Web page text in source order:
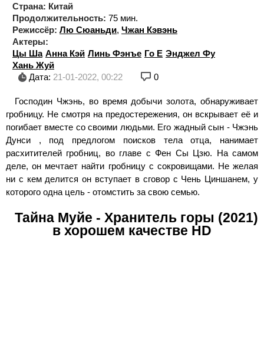
Страна: Китай
Продолжительность: 75 мин.
Режиссёр: Лю Сюаньди, Чжан Кэвэнь
Актеры:
Цы Ша Анна Кэй Линь Фэнъе Го Е Энджел Фу
Хань Жуй
Дата: 21-01-2022, 00:22 0
Господин Чжэнь, во время добычи золота, обнаруживает
гробницу. Не смотря на предостережения, он вскрывает её и
погибает вместе со своими людьми. Его жадный сын - Чжэнь
Дунси , под предлогом поисков тела отца, нанимает
расхитителей гробниц, во главе с Фен Сы Цзю. На самом
деле, он мечтает найти гробницу с сокровищами. Не желая
ни с кем делится он вступает в сговор с Чень Циншанем, у
которого одна цель - отомстить за свою семью.
Тайна Муйе - Хранитель горы (2021)
в хорошем качестве HD